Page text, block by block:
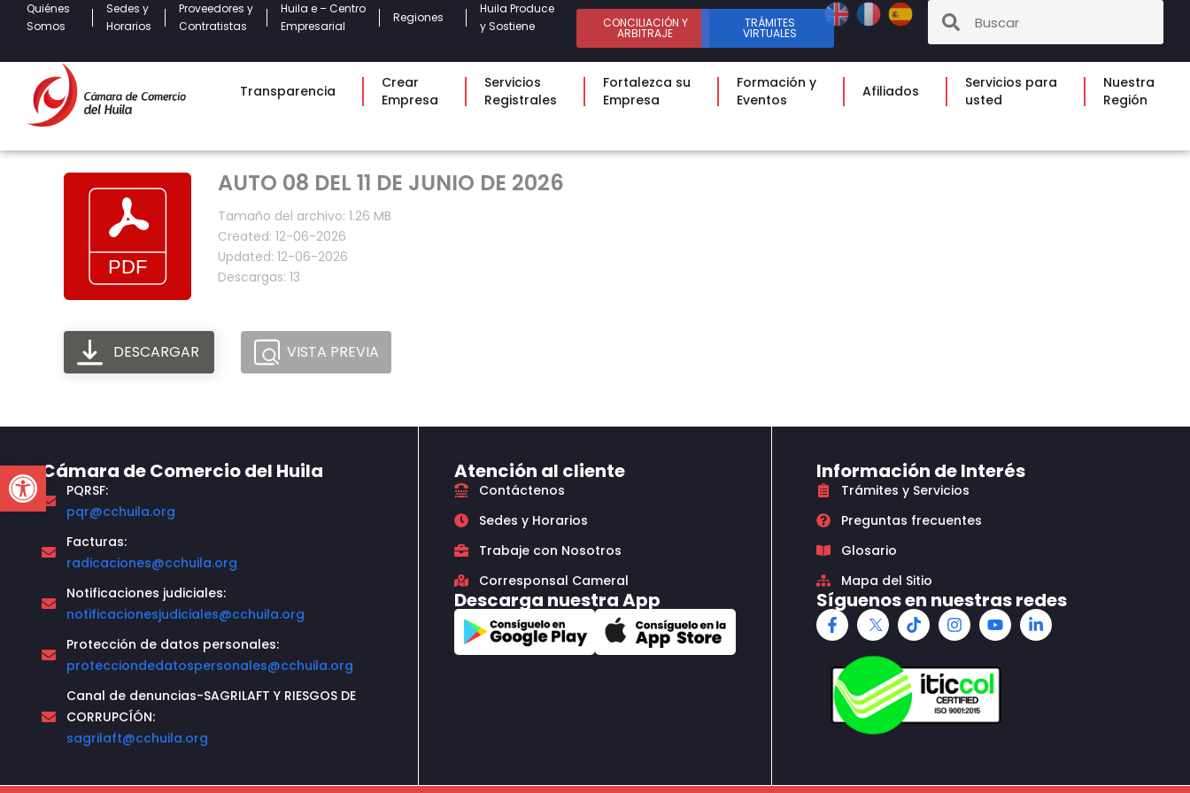
Open toolbar
Quiénes
Somos
Sedes y
Horarios
Proveedores y
Contratistas
Huila e – Centro
Empresarial
Regiones
Huila Produce
y Sostiene
CONCILIACIÓN Y
ARBITRAJE
TRÁMITES
VIRTUALES
Transparencia
Crear
Empresa
Servicios
Registrales
Fortalezca su
Empresa
Formación y
Eventos
Afiliados
Servicios para
usted
Nuestra
Región
AUTO 08 DEL 11 DE JUNIO DE 2026
Tamaño del archivo: 1.26 MB
Created: 12-06-2026
Updated: 12-06-2026
Descargas: 13
DESCARGAR VISTA PREVIA
Cámara de Comercio del Huila
PQRSF:
pqr@cchuila.org
Facturas:
radicaciones@cchuila.org
Notificaciones judiciales:
notificacionesjudiciales@cchuila.org
Protección de datos personales:
protecciondedatospersonales@cchuila.org
Canal de denuncias-SAGRILAFT Y RIESGOS DE
CORRUPCÍÓN:
sagrilaft@cchuila.org
Atención al cliente
Contáctenos
Sedes y Horarios
Trabaje con Nosotros
Corresponsal Cameral
Descarga nuestra App
Información de Interés
Trámites y Servicios
Preguntas frecuentes
Glosario
Mapa del Sitio
Síguenos en nuestras redes